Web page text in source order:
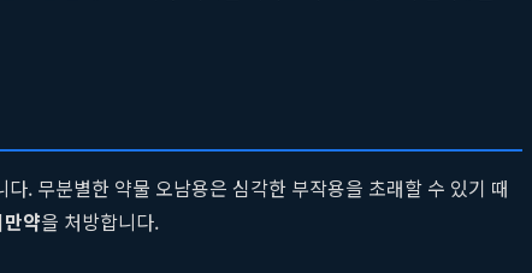
. 무분별한 약물 오남용은 심각한 부작용을 초래할 수 있기 때
약을 처방합니다.